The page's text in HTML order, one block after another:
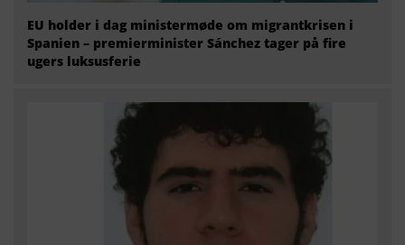
EU holder i dag ministermøde om migrantkrisen i
Spanien – premierminister Sánchez tager på fire
ugers luksusferie